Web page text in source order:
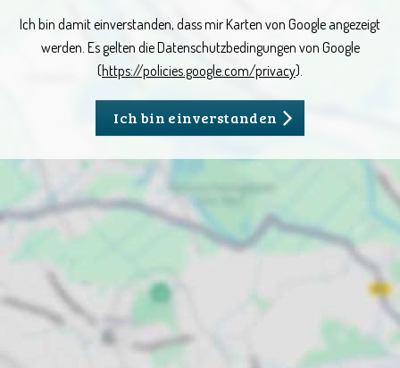
Ich bin damit einverstanden, dass mir Karten von Google angezeigt
werden. Es gelten die Datenschutzbedingungen von Google
(https://policies.google.com/privacy).
Ich bin einverstanden